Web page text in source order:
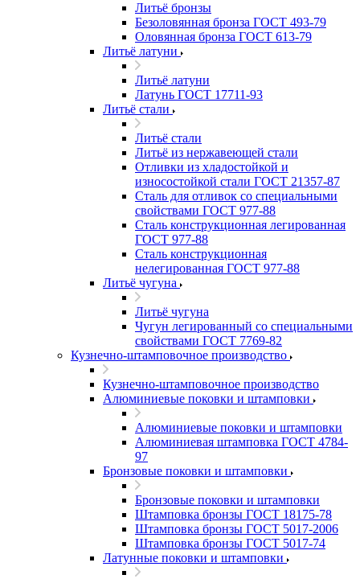
Литьё бронзы
Безоловянная бронза ГОСТ 493-79
Оловянная бронза ГОСТ 613-79
Литьё латуни
Литьё латуни
Латунь ГОСТ 17711-93
Литьё стали
Литьё стали
Литьё из нержавеющей стали
Отливки из хладостойкой и
износостойкой стали ГОСТ 21357-87
Сталь для отливок со специальными
свойствами ГОСТ 977-88
Сталь конструкционная легированная
ГОСТ 977-88
Сталь конструкционная
нелегированная ГОСТ 977-88
Литьё чугуна
Литьё чугуна
Чугун легированный со специальными
свойствами ГОСТ 7769-82
Кузнечно-штамповочное производство
Кузнечно-штамповочное производство
Алюминиевые поковки и штамповки
Алюминиевые поковки и штамповки
Алюминиевая штамповка ГОСТ 4784-
97
Бронзовые поковки и штамповки
Бронзовые поковки и штамповки
Штамповка бронзы ГОСТ 18175-78
Штамповка бронзы ГОСТ 5017-2006
Штамповка бронзы ГОСТ 5017-74
Латунные поковки и штамповки